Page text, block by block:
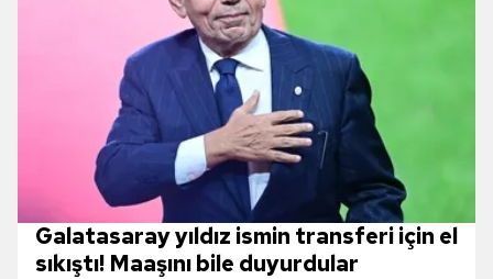
Galatasaray yıldız ismin transferi için el
sıkıştı! Maaşını bile duyurdular